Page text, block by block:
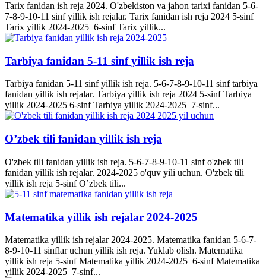
Tarix fanidan ish reja 2024. O'zbekiston va jahon tarixi fanidan 5-6-
7-8-9-10-11 sinf yillik ish rejalar. Tarix fanidan ish reja 2024 5-sinf
Tarix yillik 2024-2025 6-sinf Tarix yillik...
Tarbiya fanidan 5-11 sinf yillik ish reja
Tarbiya fanidan 5-11 sinf yillik ish reja. 5-6-7-8-9-10-11 sinf tarbiya
fanidan yillik ish rejalar. Tarbiya yillik ish reja 2024 5-sinf Tarbiya
yillik 2024-2025 6-sinf Tarbiya yillik 2024-2025 7-sinf...
O’zbek tili fanidan yillik ish reja
O'zbek tili fanidan yillik ish reja. 5-6-7-8-9-10-11 sinf o'zbek tili
fanidan yillik ish rejalar. 2024-2025 o'quv yili uchun. O'zbek tili
yillik ish reja 5-sinf O’zbek tili...
Matematika yillik ish rejalar 2024-2025
Matematika yillik ish rejalar 2024-2025. Matematika fanidan 5-6-7-
8-9-10-11 sinflar uchun yillik ish reja. Yuklab olish. Matematika
yillik ish reja 5-sinf Matematika yillik 2024-2025 6-sinf Matematika
yillik 2024-2025 7-sinf...